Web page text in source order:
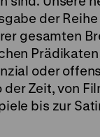
der
gesamten
oder
Zeit, von
bis zur